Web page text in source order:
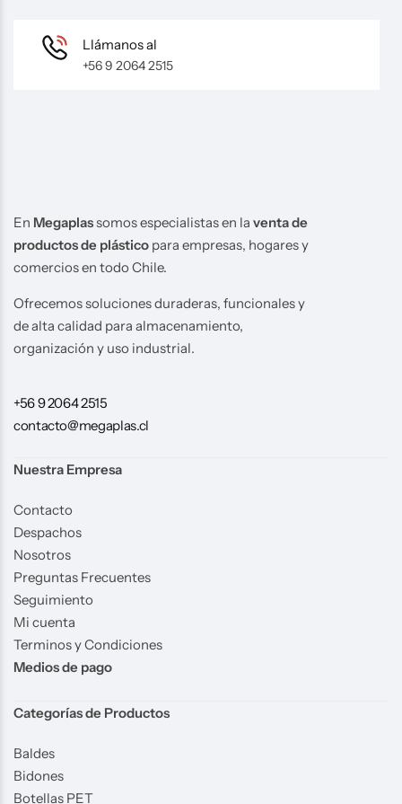
Llámanos al
+56 9 2064 2515
En Megaplassomos especialistas en la venta de
productos de plástico para empresas, hogares y
comercios en todo Chile.
Ofrecemos soluciones duraderas, funcionales y
de alta calidad para almacenamiento,
organización y uso industrial.
+56 9 2064 2515
contacto@megaplas.cl
Nuestra Empresa
Contacto
Despachos
Nosotros
Preguntas Frecuentes
Seguimiento
Mi cuenta
Terminos y Condiciones
Medios de pago
Categorías de Productos
Baldes
Bidones
Botellas PET